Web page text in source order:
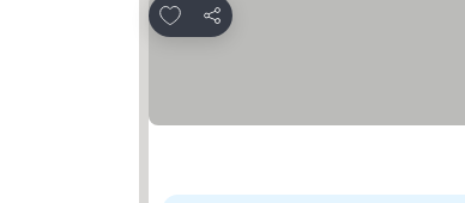
مشاركة
Add to favorites